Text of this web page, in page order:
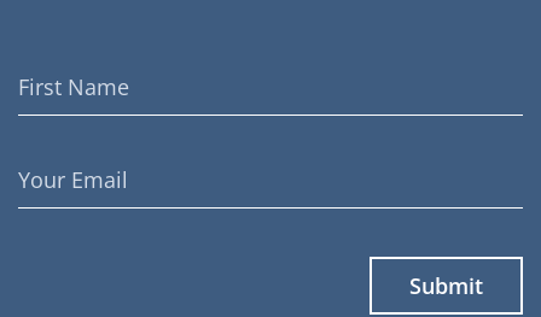
First
Name
Address